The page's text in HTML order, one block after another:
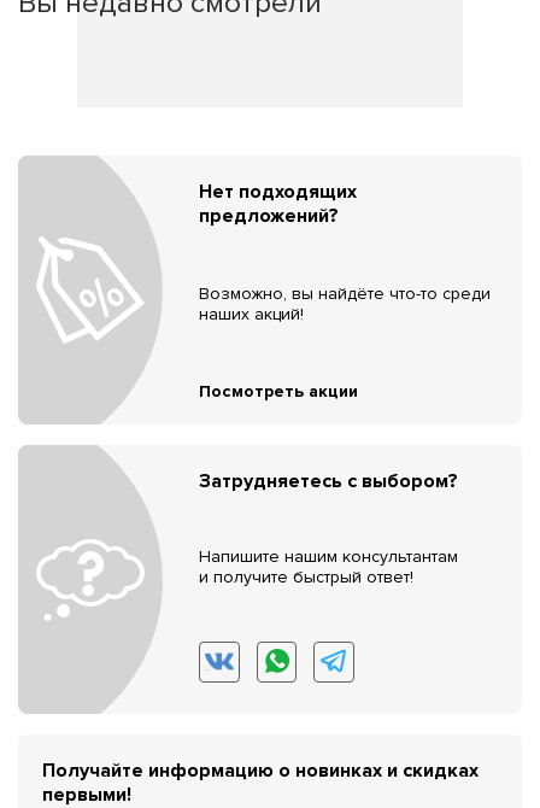
Нет подходящих
предложений?
Возможно, вы найдёте что-то среди
наших акций!
Посмотреть акции
Затрудняетесь с выбором?
Напишите нашим консультантам
и получите быстрый ответ!
Получайте информацию о новинках и скидках
первыми!